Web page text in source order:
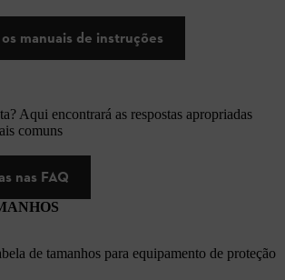
manuais de instruções
Aqui encontrará as respostas apropriadas
comuns
nas FAQ
de tamanhos para equipamento de proteção